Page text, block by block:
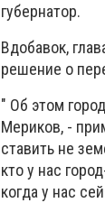
губернатор.
Вдобавок,
решение о
" Об этом
Мериков, -
ставить не
кто у нас
когда у нас